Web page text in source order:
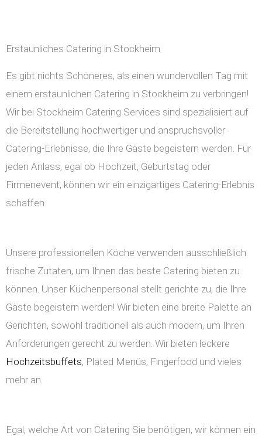
Erstaunliches Catering in Stockheim
Es gibt nichts Schöneres, als einen wundervollen Tag mit
einem erstaunlichen Catering in Stockheim zu verbringen!
Wir bei Stockheim Catering Services sind spezialisiert auf
die Bereitstellung hochwertiger und anspruchsvoller
Catering-Erlebnisse, die Ihre Gäste begeistern werden. Für
jeden Anlass, egal ob Hochzeit, Geburtstag oder
Firmenevent, können wir ein einzigartiges Catering-Erlebnis
schaffen.
Unsere professionellen Köche verwenden ausschließlich
frische Zutaten, um Ihnen das beste Catering bieten zu
können. Unser Küchenpersonal stellt gerichte zu, die Ihre
Gäste begeistern werden! Wir bieten eine breite Palette an
Gerichten, sowohl traditionell als auch modern, um Ihren
Anforderungen gerecht zu werden. Wir bieten leckere
Hochzeitsbuffets, Plated Menüs, Fingerfood und vieles
mehr an.
Egal, welche Art von Catering Sie benötigen, wir können ein